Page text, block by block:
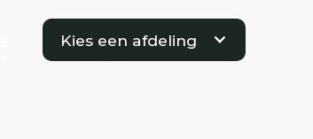
Kies een afdeling